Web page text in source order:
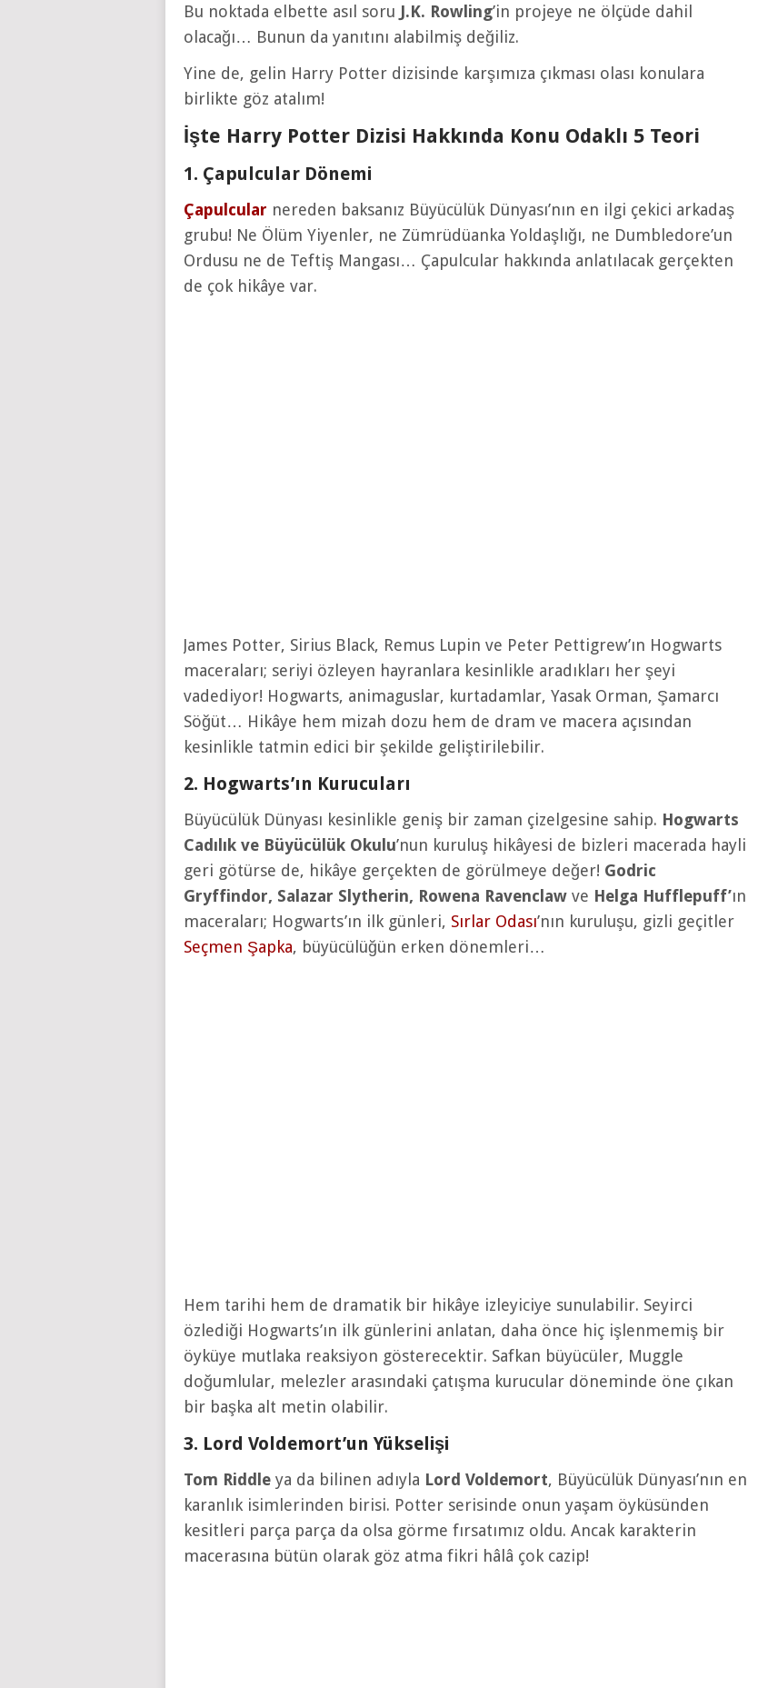
Bu noktada elbette asıl soru J.K. Rowling’in projeye ne ölçüde dahil
olacağı… Bunun da yanıtını alabilmiş değiliz.
Yine de, gelin Harry Potter dizisinde karşımıza çıkması olası konulara
birlikte göz atalım!
İşte Harry Potter Dizisi Hakkında Konu Odaklı 5 Teori
1. Çapulcular Dönemi
Çapulcular nereden baksanız Büyücülük Dünyası’nın en ilgi çekici arkadaş
grubu! Ne Ölüm Yiyenler, ne Zümrüdüanka Yoldaşlığı, ne Dumbledore’un
Ordusu ne de Teftiş Mangası… Çapulcular hakkında anlatılacak gerçekten
de çok hikâye var.
James Potter, Sirius Black, Remus Lupin ve Peter Pettigrew’ın Hogwarts
maceraları; seriyi özleyen hayranlara kesinlikle aradıkları her şeyi
vadediyor! Hogwarts, animaguslar, kurtadamlar, Yasak Orman, Şamarcı
Söğüt… Hikâye hem mizah dozu hem de dram ve macera açısından
kesinlikle tatmin edici bir şekilde geliştirilebilir.
2. Hogwarts’ın Kurucuları
Büyücülük Dünyası kesinlikle geniş bir zaman çizelgesine sahip. Hogwarts
Cadılık ve Büyücülük Okulu’nun kuruluş hikâyesi de bizleri macerada hayli
geri götürse de, hikâye gerçekten de görülmeye değer! Godric
Gryffindor, Salazar Slytherin, Rowena Ravenclaw ve Helga Hufflepuff’ın
maceraları; Hogwarts’ın ilk günleri, Sırlar Odası’nın kuruluşu, gizli geçitler
Seçmen Şapka, büyücülüğün erken dönemleri…
Hem tarihi hem de dramatik bir hikâye izleyiciye sunulabilir. Seyirci
özlediği Hogwarts’ın ilk günlerini anlatan, daha önce hiç işlenmemiş bir
öyküye mutlaka reaksiyon gösterecektir. Safkan büyücüler, Muggle
doğumlular, melezler arasındaki çatışma kurucular döneminde öne çıkan
bir başka alt metin olabilir.
3. Lord Voldemort’un Yükselişi
Tom Riddle ya da bilinen adıyla Lord Voldemort, Büyücülük Dünyası’nın en
karanlık isimlerinden birisi. Potter serisinde onun yaşam öyküsünden
kesitleri parça parça da olsa görme fırsatımız oldu. Ancak karakterin
macerasına bütün olarak göz atma fikri hâlâ çok cazip!